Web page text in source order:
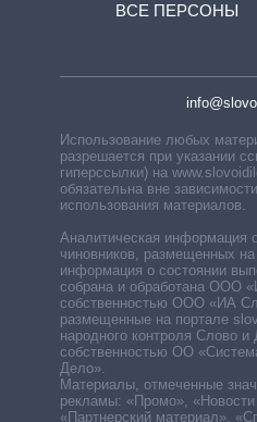
ВСЕ ПЕРСОНЫ
Использование любых
разрешается при указании
гиперссылки) на
обязательна вне
использования материалов.
Аналитическая информация
чиновников, размещенных на
информация о состоянии
собрана и обработана ООО
собственностью ООО «ИА
размещенные на портале
народного контроля Слово
собственностью ОО
Дело».
Материалы, отмеченные
рекламы: «Промо», «Новости
«Партнерский материал»,